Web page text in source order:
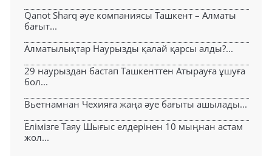
Qanot Sharq әуе компаниясы Ташкент – Алматы
бағыт...
Алматылықтар Наурызды қалай қарсы алды?...
29 наурыздан бастап Ташкенттен Атырауға ұшуға
бол...
Вьетнамнан Чехияға жаңа әуе бағыты ашылады...
Елімізге Таяу Шығыс елдерінен 10 мыңнан астам
жол...